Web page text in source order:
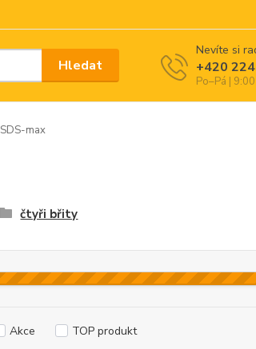
Hledat
Nevíte si
+420
Po–Pá |
SDS-max
čtyři břity
Akce TOP produkt